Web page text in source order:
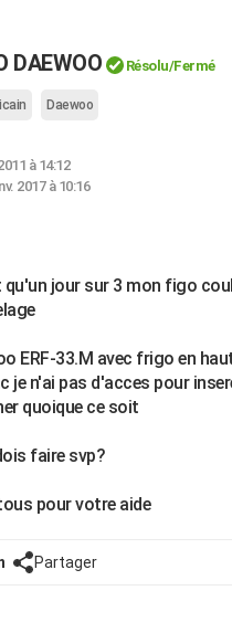
DAEWOO Résolu/Fermé
Daewoo
à 14:12
2017 à 10:16
jour sur 3 mon figo
ERF-33.M avec frigo en
je n'ai pas d'acces pour
quoique ce soit
faire svp?
pour votre aide
Partager